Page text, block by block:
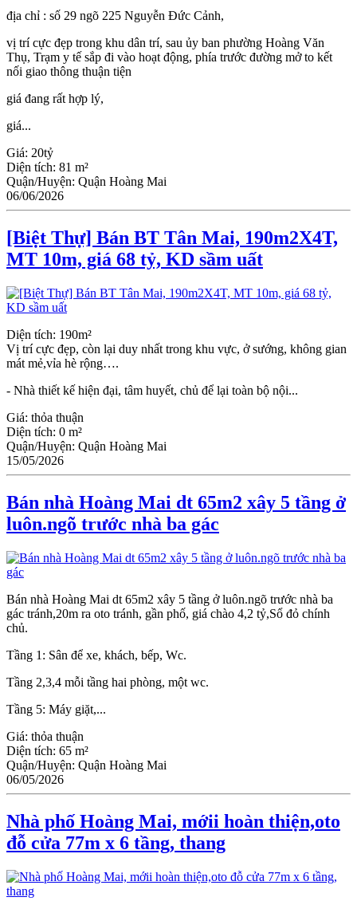
địa chỉ : số 29 ngõ 225 Nguyễn Đức Cảnh,
vị trí cực đẹp trong khu dân trí, sau ủy ban phường Hoàng Văn
Thụ, Trạm y tế sắp đi vào hoạt động, phía trước đường mở to kết
nối giao thông thuận tiện
giá đang rất hợp lý,
giá...
Giá: 20tỷ
Diện tích: 81 m²
Quận/Huyện: Quận Hoàng Mai
06/06/2026
[Biệt Thự] Bán BT Tân Mai, 190m2X4T,
MT 10m, giá 68 tỷ, KD sầm uất
Diện tích: 190m²
Vị trí cực đẹp, còn lại duy nhất trong khu vực, ở sướng, không gian
mát mẻ,vỉa hè rộng….
- Nhà thiết kế hiện đại, tâm huyết, chủ để lại toàn bộ nội...
Giá: thỏa thuận
Diện tích: 0 m²
Quận/Huyện: Quận Hoàng Mai
15/05/2026
Bán nhà Hoàng Mai dt 65m2 xây 5 tầng ở
luôn.ngõ trước nhà ba gác
Bán nhà Hoàng Mai dt 65m2 xây 5 tầng ở luôn.ngõ trước nhà ba
gác tránh,20m ra oto tránh, gần phố, giá chào 4,2 tỷ,Sổ đỏ chính
chủ.
Tầng 1: Sân để xe, khách, bếp, Wc.
Tầng 2,3,4 mỗi tầng hai phòng, một wc.
Tầng 5: Máy giặt,...
Giá: thỏa thuận
Diện tích: 65 m²
Quận/Huyện: Quận Hoàng Mai
06/05/2026
Nhà phố Hoàng Mai, mớii hoàn thiện,oto
đỗ cửa 77m x 6 tầng, thang